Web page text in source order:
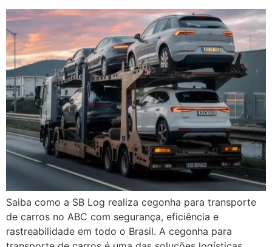
Saiba como a SB Log realiza cegonha para transporte
de carros no ABC com segurança, eficiência e
rastreabilidade em todo o Brasil. A cegonha para